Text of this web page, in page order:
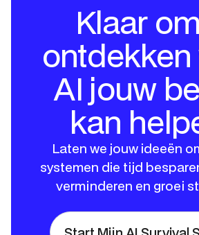
Klaar
AI jouw
kan
Laten we jouw ideeën
systemen die tijd
verminderen en groei